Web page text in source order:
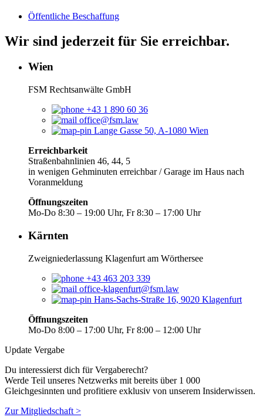
Öffentliche Beschaffung
Wir sind jederzeit für Sie erreichbar.
Wien
FSM Rechtsanwälte GmbH
+43 1 890 60 36
office@fsm.law
Lange Gasse 50, A-1080 Wien
Erreichbarkeit
Straßenbahnlinien 46, 44, 5
in wenigen Gehminuten erreichbar / Garage im Haus nach
Voranmeldung
Öffnungszeiten
Mo-Do 8:30 – 19:00 Uhr, Fr 8:30 – 17:00 Uhr
Kärnten
Zweigniederlassung Klagenfurt am Wörthersee
+43 463 203 339
office-klagenfurt@fsm.law
Hans-Sachs-Straße 16, 9020 Klagenfurt
Öffnungszeiten
Mo-Do 8:00 – 17:00 Uhr, Fr 8:00 – 12:00 Uhr
Update Vergabe
Du interessierst dich für Vergaberecht?
Werde Teil unseres Netzwerks mit bereits über 1 000
Gleichgesinnten und profitiere exklusiv von unserem Insiderwissen.
Zur Mitgliedschaft >